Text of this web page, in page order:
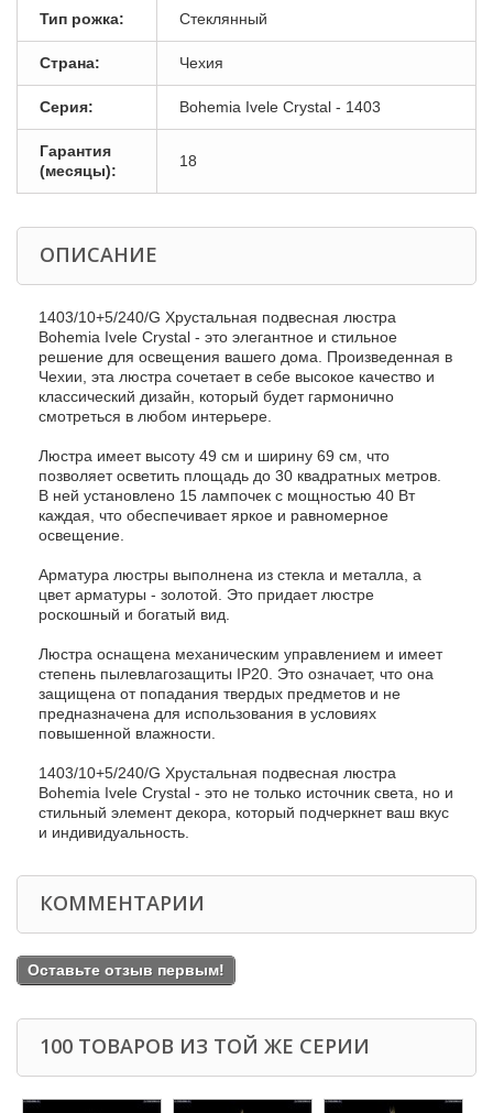
Тип рожка: Стеклянный
Страна: Чехия
Серия: Bohemia Ivele Crystal - 1403
Гарантия
(месяцы):
18
ОПИСАНИЕ
1403/10+5/240/G Хрустальная подвесная люстра
Bohemia Ivele Crystal - это элегантное и стильное
решение для освещения вашего дома. Произведенная в
Чехии, эта люстра сочетает в себе высокое качество и
классический дизайн, который будет гармонично
смотреться в любом интерьере.
Люстра имеет высоту 49 см и ширину 69 см, что
позволяет осветить площадь до 30 квадратных метров.
В ней установлено 15 лампочек с мощностью 40 Вт
каждая, что обеспечивает яркое и равномерное
освещение.
Арматура люстры выполнена из стекла и металла, а
цвет арматуры - золотой. Это придает люстре
роскошный и богатый вид.
Люстра оснащена механическим управлением и имеет
степень пылевлагозащиты IP20. Это означает, что она
защищена от попадания твердых предметов и не
предназначена для использования в условиях
повышенной влажности.
1403/10+5/240/G Хрустальная подвесная люстра
Bohemia Ivele Crystal - это не только источник света, но и
стильный элемент декора, который подчеркнет ваш вкус
и индивидуальность.
КОММЕНТАРИИ
Оставьте отзыв первым!
100 ТОВАРОВ ИЗ ТОЙ ЖЕ СЕРИИ